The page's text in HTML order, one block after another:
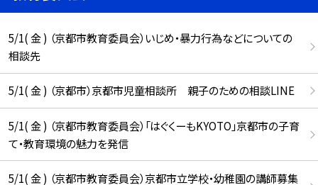
5/1( 金 ) （京都市教育委員会）いじめ・暴力行為などについての
相談先
5/1( 金 ) （京都市）京都市児童相談所 親子のための相談LINE
5/1( 金 ) （京都市教育委員会）「はぐくーもKYOTO」京都市の子育
て・教育環境の魅力を発信
5/1( 金 ) （京都市教育委員会）京都市立学校・幼稚園の講師募集